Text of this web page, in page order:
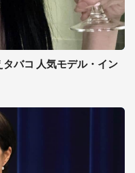
バコ 人気モデル・イン